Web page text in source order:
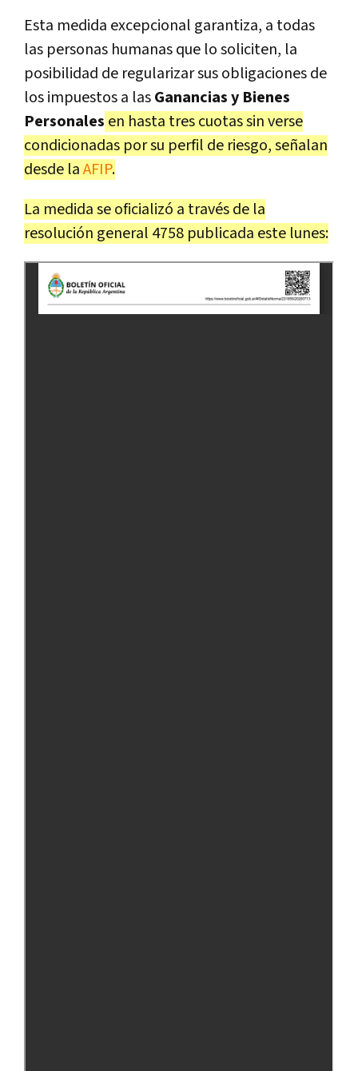
Esta medida excepcional garantiza, a todas
las personas humanas que lo soliciten, la
posibilidad de regularizar sus obligaciones de
los impuestos a lasGanancias y Bienes
Personales en hasta tres cuotas sin verse
condicionadas por su perfil de riesgo, señalan
desde laAFIP.
La medida se oficializó a través de la
resolución general 4758 publicada este lunes: